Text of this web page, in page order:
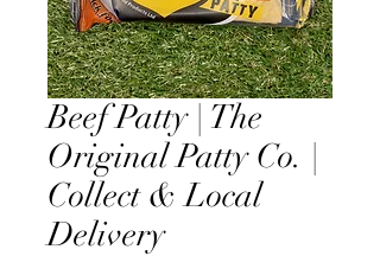
Beef Patty | The
Original Patty Co. |
Collect & Local
Delivery